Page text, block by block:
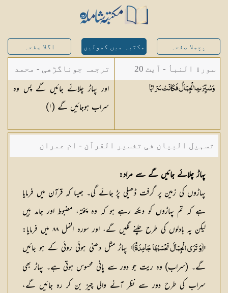
پچھلا صفحہ مکتبہ میں کھولیں اگلا صفحہ
سورة النبأ - آیت 20
وَسُيِّرَتِ الْجِبَالُ فَكَانَتْسَرَابًا
ترجمہ جوناگڑھی - محمد
جونا گڑھی
اور پہاڑ چلائے جائیں گے پس وہ
سراب ہوجائیں گے (١)
تسہیل البیان فی تفسیر القرآن - ام عمران
شکیلہ بنت میاں فضل حسین
پہاڑ چلائے جائیں گے سے مراد:
پہاڑوں کی زمین پر گرفت ڈھیلی پڑ جائے گی۔ جیسا کہ قرآن میں فرمایا
ہے کہ تم پہاڑوں کو دیکھ رہے ہو کہ وہ پختہ، مضبوط اور جامد ہیں
لیکن یہ بادلوں کی طرح چلنے لگیں گے، اور سورہ النمل ۸۸ میں فرمایا:
﴿وَ تَرَى الْجِبَالَ تَحْسَبُهَا جَامِدَةً﴾ پہاڑ مثل دھنی ہوئی روئی کے ہو جائیں
گے۔ (سراب) وہ ریت جو دور سے پانی محسوس ہوتی ہے۔ پہاڑ بھی
سراب کی طرح دور سے نظر آنے والی چیز بن کر رہ جائیں گے،